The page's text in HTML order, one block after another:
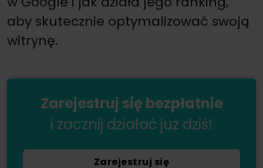
aby skutecznie optymalizować swoją
witrynę.
Zarejestruj się bezpłatnie
i zacznij działać już dziś!
Zarejestruj się